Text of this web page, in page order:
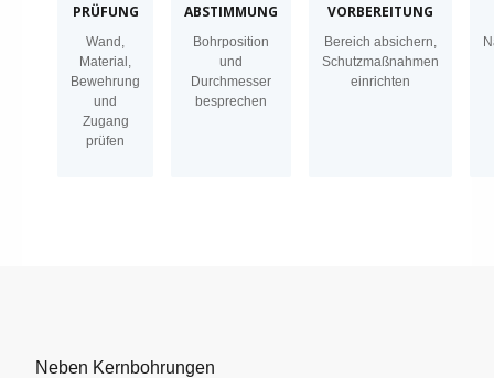
PRÜFUNG
Wand,
Material,
Bewehrung
und
Zugang
prüfen
ABSTIMMUNG
Bohrposition
und
Durchmesser
besprechen
VORBEREITUNG
Bereich absichern,
Schutzmaßnahmen
einrichten
Neben Kernbohrungen